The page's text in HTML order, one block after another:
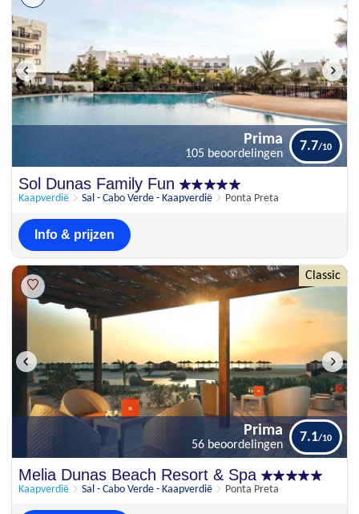
105 beoordelingen
Sol Dunas Family Fun
Kaapverdië Sal - Cabo Verde - Kaapverdië Ponta Preta
Prima
105 beoordelingen
7.7
Info & prijzen
Classic
Prima
56 beoordelingen
7.1
Melia Dunas Beach Resort & Spa
Kaapverdië Sal - Cabo Verde - Kaapverdië Ponta Preta
Prima
56 beoordelingen
7.1